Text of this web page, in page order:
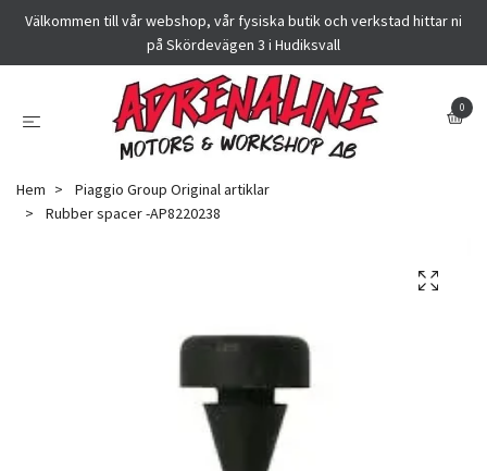
Välkommen till vår webshop, vår fysiska butik och verkstad hittar ni
på Skördevägen 3 i Hudiksvall
0
Hem
Piaggio Group Original artiklar
Rubber spacer -AP8220238